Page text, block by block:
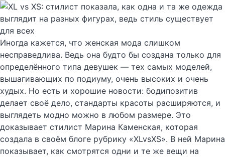
Иногда кажется, что женская мода слишком
несправедлива. Ведь она будто бы создана только для
определённого типа девушек — тех самых моделей,
вышагивающих по подиуму, очень высоких и очень
худых. Но есть и хорошие новости: бодипозитив
делает своё дело, стандарты красоты расширяются, и
выглядеть модно можно в любом размере. Это
доказывает стилист Марина Каменская, которая
создала в своём блоге рубрику «XLvsXS». В ней Марина
показывает, как смотрятся одни и те же вещи на